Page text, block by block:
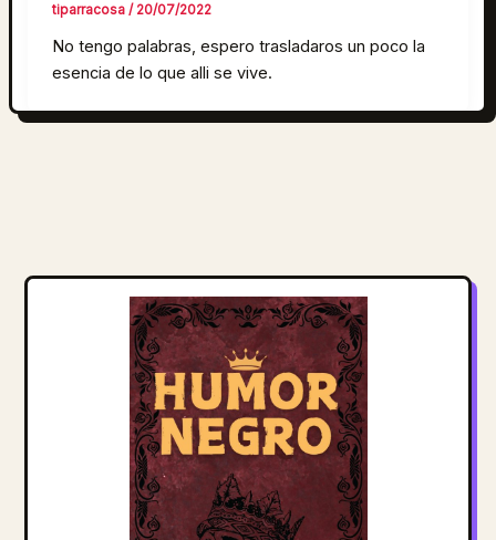
tiparracosa/ 20/07/2022
No tengo palabras, espero trasladaros un poco la
esencia de lo que alli se vive.